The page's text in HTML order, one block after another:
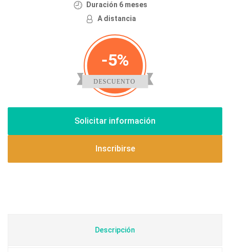
Duración 6 meses
A distancia
-5%
Inscribirse
Descripción